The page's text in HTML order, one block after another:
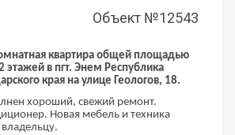
Объект №12543
квaртира общей площадью
этажей в пгт. Энем Республика
края на улице Геологов, 18.
хороший, свежий ремонт.
Новая мебель и техника